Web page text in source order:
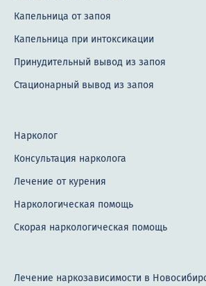
Капельница от запоя
Капельница при интоксикации
Принудительный вывод из запоя
Стационарный вывод из запоя
Нарколог
Консультация нарколога
Лечение от курения
Наркологическая помощь
Скорая наркологическая помощь
Лечение наркозависимости в